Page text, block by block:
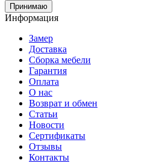
Принимаю
Информация
Замер
Доставка
Сборка мебели
Гарантия
Оплата
О нас
Возврат и обмен
Статьи
Новости
Сертификаты
Отзывы
Контакты